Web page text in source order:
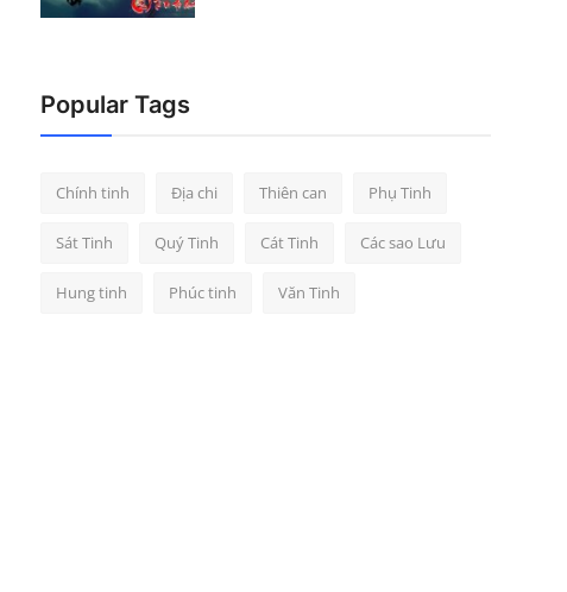
Popular Tags
Chính tinh Địa chi Thiên can Phụ Tinh
Sát Tinh Quý Tinh Cát Tinh Các sao Lưu
Hung tinh Phúc tinh Văn Tinh